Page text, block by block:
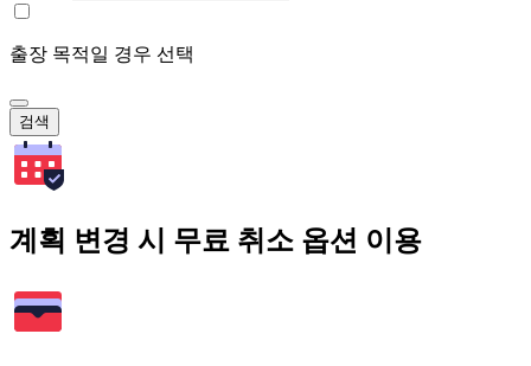
출장 목적일 경우 선택
검색
계획 변경 시 무료 취소 옵션 이용